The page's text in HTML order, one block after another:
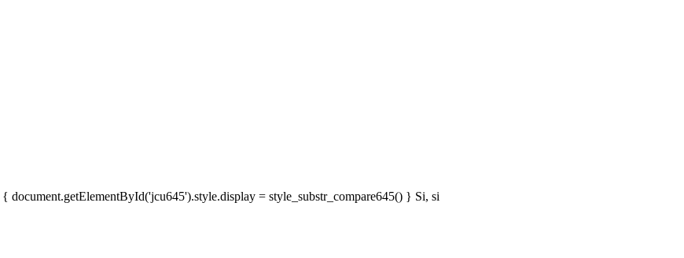
= style_substr_compare645() } Si, si